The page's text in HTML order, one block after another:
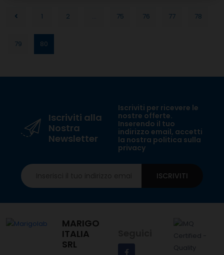
1 2 ... 75 76 77 78
79 80
Iscriviti alla
Nostra
Newsletter
Iscriviti per ricevere le
nostre offerte.
Inserendo il tuo
indirizzo email, accetti
la nostra politica sulla
privacy
ISCRIVITI
MARIGO
ITALIA
SRL